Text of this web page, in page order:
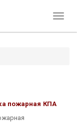
пожарная КПА